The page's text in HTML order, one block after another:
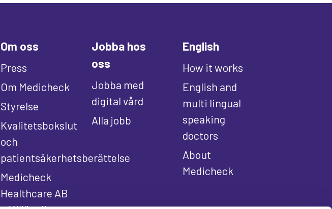
Om oss
Press
Om Medicheck
Styrelse
Kvalitetsbokslut
och
patientsäkerhetsberättelse
Medicheck
Healthcare AB
Jobba hos
oss
Jobba med
digital vård
Alla jobb
English
How it works
English and
multi lingual
speaking
doctors
About
Medicheck